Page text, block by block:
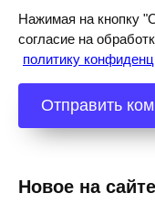
Нажимая на кнопку
согласие на
политику
Новое на